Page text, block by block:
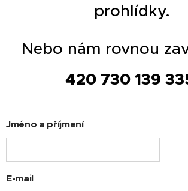
prohlídky.
Nebo nám rovnou
420 730 139
Jméno a příjmení
E-mail